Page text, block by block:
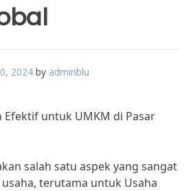
2024 by adminblu
Efektif untuk UMKM di Pasar
salah satu aspek yang sangat
terutama untuk Usaha